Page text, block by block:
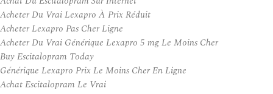
Acheter Du Vrai Lexapro À Prix Réduit
Acheter Lexapro Pas Cher Ligne
Acheter Du Vrai Générique Lexapro 5 mg Le Moins Cher
Buy Escitalopram Today
Générique Lexapro Prix Le Moins Cher En Ligne
Achat Escitalopram Le Vrai